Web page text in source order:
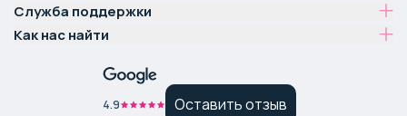
Служба поддержки
Как нас найти
4.9 Оставить отзыв